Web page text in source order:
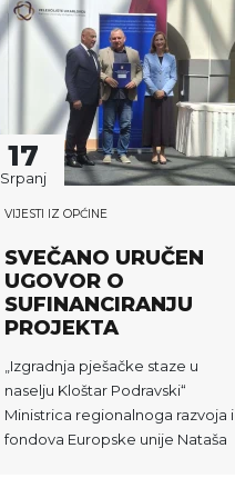
17
Srpanj
VIJESTI IZ OPĆINE
SVEČANO URUČEN
UGOVOR O
SUFINANCIRANJU
PROJEKTA
„Izgradnja pješačke staze u
naselju Kloštar Podravski“
Ministrica regionalnoga razvoja i
fondova Europske unije Nataša